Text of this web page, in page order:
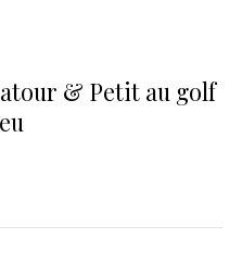
& Petit au golf